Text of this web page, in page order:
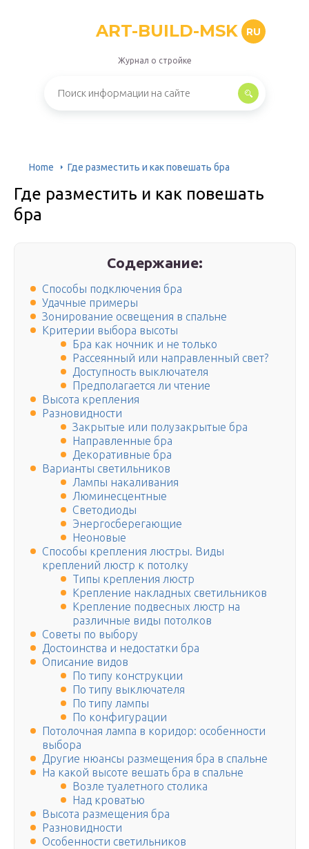
ART-BUILD-MSK RU
Журнал о стройке
Home Где разместить и как повешать бра
Где разместить и как повешать
бра
Содержание:
Способы подключения бра
Удачные примеры
Зонирование освещения в спальне
Критерии выбора высоты
Бра как ночник и не только
Рассеянный или направленный свет?
Доступность выключателя
Предполагается ли чтение
Высота крепления
Разновидности
Закрытые или полузакрытые бра
Направленные бра
Декоративные бра
Варианты светильников
Лампы накаливания
Люминесцентные
Светодиоды
Энергосберегающие
Неоновые
Способы крепления люстры. Виды
креплений люстр к потолку
Типы крепления люстр
Крепление накладных светильников
Крепление подвесных люстр на
различные виды потолков
Советы по выбору
Достоинства и недостатки бра
Описание видов
По типу конструкции
По типу выключателя
По типу лампы
По конфигурации
Потолочная лампа в коридор: особенности
выбора
Другие нюансы размещения бра в спальне
На какой высоте вешать бра в спальне
Возле туалетного столика
Над кроватью
Высота размещения бра
Разновидности
Особенности светильников